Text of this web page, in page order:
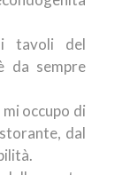
i tavoli del
da sempre
occupo di
dal